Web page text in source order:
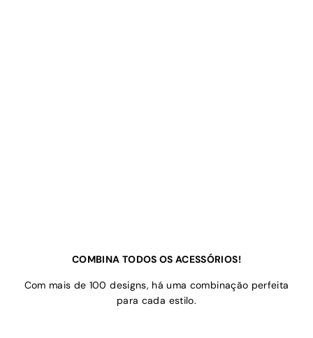
COMBINA TODOS OS ACESSÓRIOS!
Com mais de 100 designs, há uma combinação perfeita
para cada estilo.